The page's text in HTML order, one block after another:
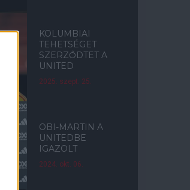
KOLUMBIAI
TEHETSÉGET
SZERZŐDTET A
UNITED
2025. szept. 25.
OBI-MARTIN A
UNITEDBE
IGAZOLT
2024. okt. 06.